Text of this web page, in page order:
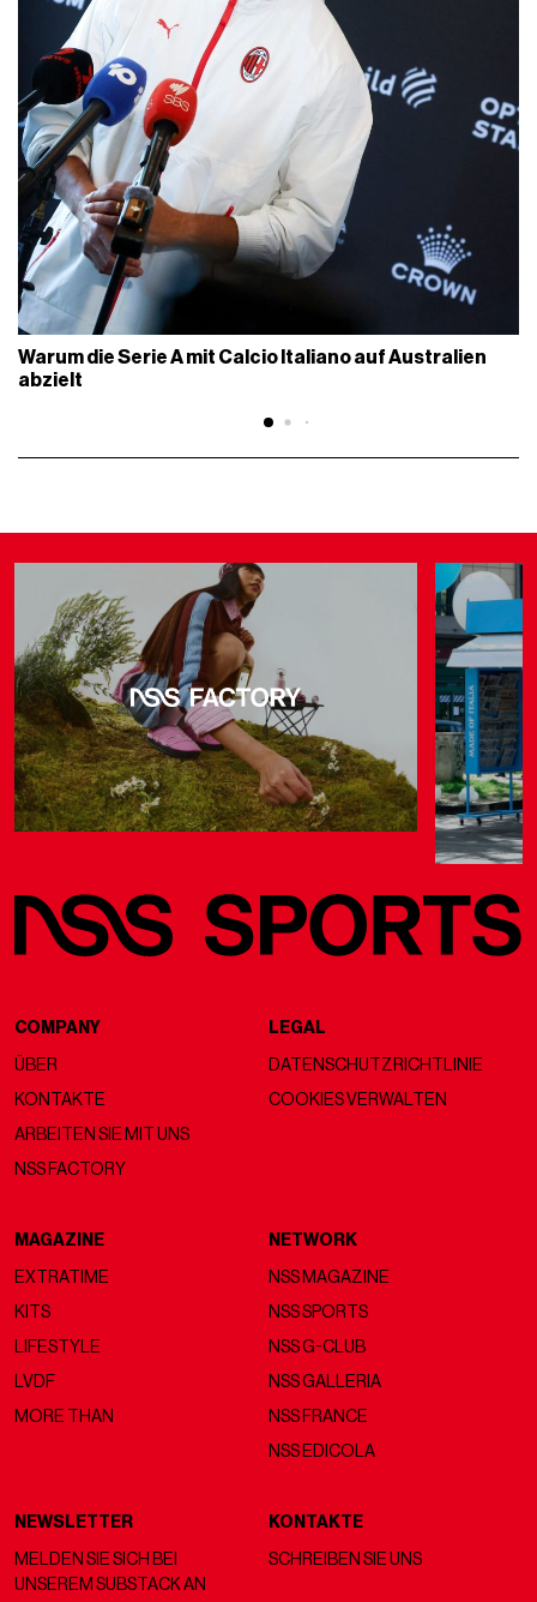
Warum die Serie A mit Calcio Italiano auf Australien
abzielt
COMPANY
ÜBER
KONTAKTE
ARBEITEN SIE MIT UNS
NSS FACTORY
LEGAL
DATENSCHUTZRICHTLINIE
COOKIES VERWALTEN
MAGAZINE
EXTRATIME
KITS
LIFESTYLE
LVDF
MORE THAN
NETWORK
NSS MAGAZINE
NSS SPORTS
NSS G-CLUB
NSS GALLERIA
NSS FRANCE
NSS EDICOLA
NEWSLETTER
MELDEN SIE SICH BEI
UNSEREM SUBSTACK AN
KONTAKTE
SCHREIBEN SIE UNS